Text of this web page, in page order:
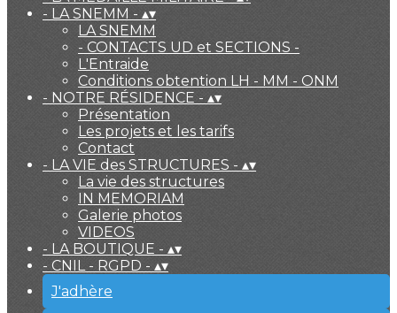
- LA SNEMM - ▴▾
LA SNEMM
- CONTACTS UD et SECTIONS -
L'Entraide
Conditions obtention LH - MM - ONM
- NOTRE RÉSIDENCE - ▴▾
Présentation
Les projets et les tarifs
Contact
- LA VIE des STRUCTURES - ▴▾
La vie des structures
IN MEMORIAM
Galerie photos
VIDEOS
- LA BOUTIQUE - ▴▾
- CNIL - RGPD - ▴▾
J'adhère